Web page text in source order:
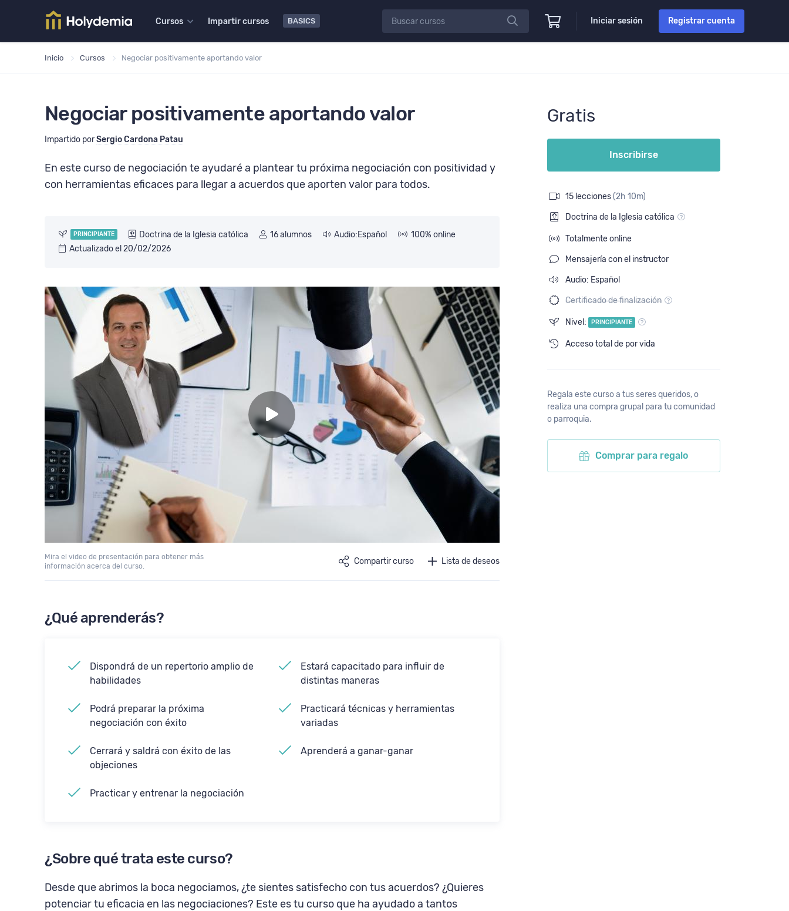
Cursos Impartir cursos BASICS Iniciar sesión Registrar cuenta
Inicio Cursos Negociar positivamente aportando valor
Doctrina de la Iglesia católica 16 alumnos
Negociar positivamente aportando valor
Impartido porSergio Cardona Patau
En este curso de negociación te ayudaré a plantear tu próxima negociación con positividad y
con herramientas eficaces para llegar a acuerdos que aporten valor para todos.
PRINCIPIANTE Doctrina de la Iglesia católica 16 alumnos Audio:Español
100% online
Actualizado el 20/02/2026
Mira el video de presentación para obtener más
información acerca del curso.
Compartir curso Lista de deseos
¿Qué aprenderás?
Dispondrá de un repertorio amplio de
habilidades
Estará capacitado para influir de
distintas maneras
Podrá preparar la próxima
negociación con éxito
Practicará técnicas y herramientas
variadas
Cerrará y saldrá con éxito de las
objeciones
Aprenderá a ganar-ganar
Practicar y entrenar la negociación
¿Sobre qué trata este curso?
Desde que abrimos la boca negociamos, ¿te sientes satisfecho con tus acuerdos? ¿Quieres
potenciar tu eficacia en las negociaciones? Este es tu curso que ha ayudado a tantos
Gratis
Inscribirse
15 lecciones(2h 10m)
Doctrina de la Iglesia católica
Totalmente online
Mensajería con el instructor
Audio: Español
Certificado de finalización
Nivel: PRINCIPIANTE
Acceso total de por vida
Regala este curso a tus seres queridos, o
realiza una compra grupal para tu comunidad
o parroquia.
Comprar para regalo